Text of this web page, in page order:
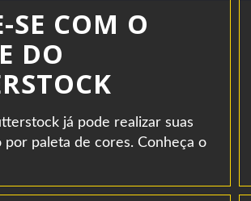
SE COM O
DO
já pode realizar suas
por paleta de cores. Conheça o